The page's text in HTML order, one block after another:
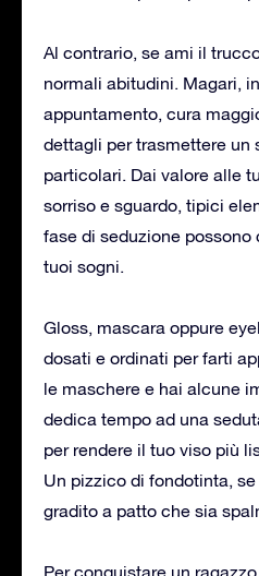
Al contrario, se ami il
normali abitudini. Magari,
appuntamento, cura
dettagli per trasmettere un
particolari. Dai valore alle
sorriso e sguardo, tipici
fase di seduzione possono
tuoi sogni.
Gloss, mascara oppure
dosati e ordinati per farti
le maschere e hai alcune
dedica tempo ad una
per rendere il tuo viso più
Un pizzico di fondotinta,
gradito a patto che sia
Per conquistare un